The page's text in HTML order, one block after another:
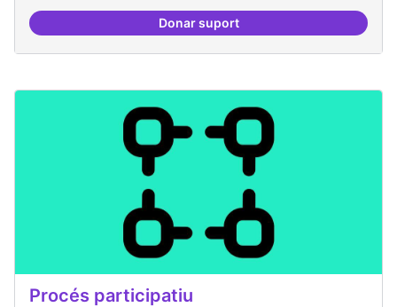
Donar suportProductes finalitzats i
Procés participatiu